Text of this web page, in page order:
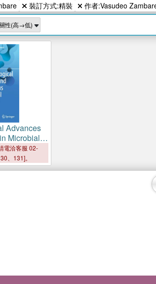
裝訂方式:精裝 作者:Vasudeo
Advances
Microbial
電洽客服 02-
、131]。